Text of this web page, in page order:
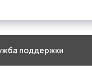
поддержки